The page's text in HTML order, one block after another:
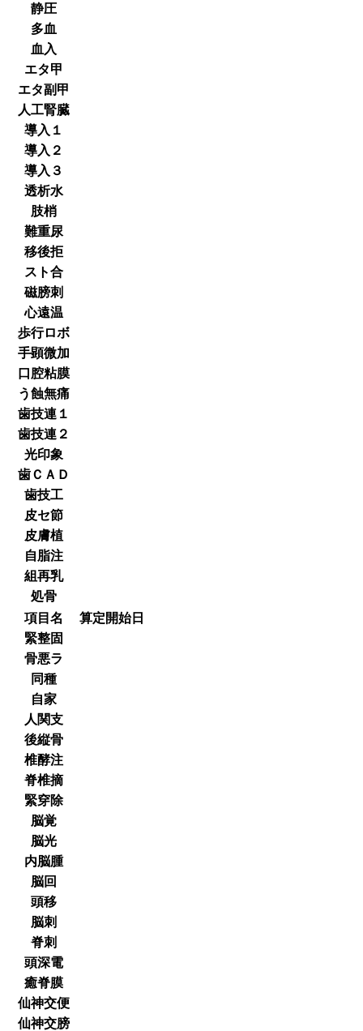
静圧
多血
血入
エタ甲
エタ副甲
人工腎臓
導入１
導入２
導入３
透析水
肢梢
難重尿
移後拒
スト合
磁膀刺
心遠温
歩行ロボ
手顕微加
口腔粘膜
う蝕無痛
歯技連１
歯技連２
光印象
歯ＣＡＤ
歯技工
皮セ節
皮膚植
自脂注
組再乳
処骨
項目名
算定開始日
緊整固
骨悪ラ
同種
自家
人関支
後縦骨
椎酵注
脊椎摘
緊穿除
脳覚
脳光
内脳腫
脳回
頭移
脳刺
脊刺
頭深電
癒脊膜
仙神交便
仙神交膀